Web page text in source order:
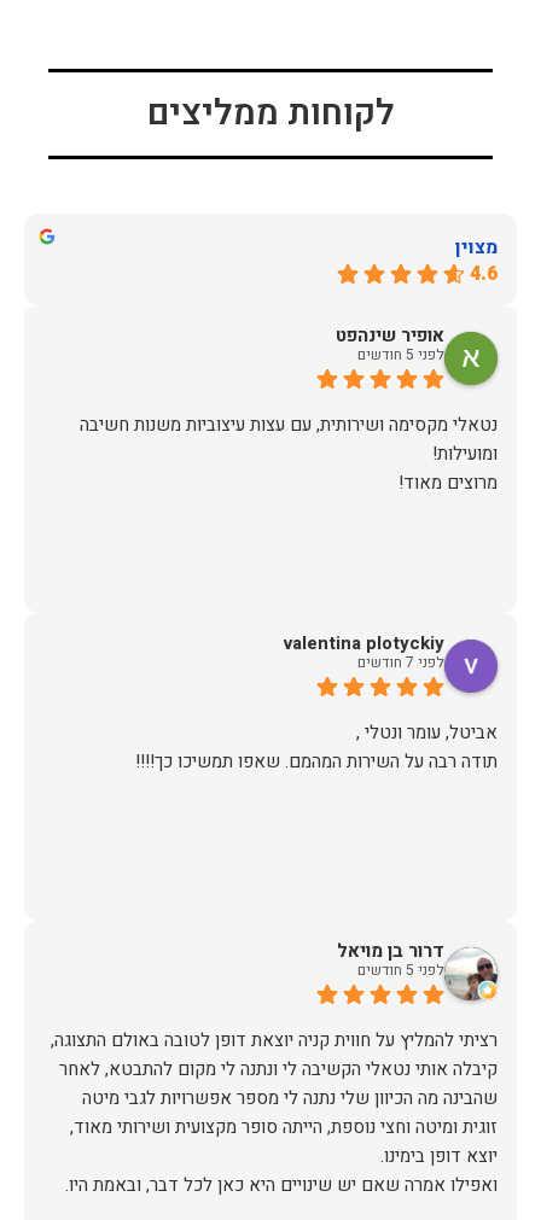
לקוחות ממליצים
מצוין
4.6
אופיר שינהפט
לפני 5 חודשים
נטאלי מקסימה ושירותית, עם עצות עיצוביות משנות חשיבה
מרוצים מאוד!
valentina plotyckiy
לפני 7 חודשים
תודה רבה על השירות המהמם. שאפו תמשיכו כך!!!!
דרור בן מויאל
לפני 5 חודשים
רציתי להמליץ על חווית קניה יוצאת דופן לטובה באולם התצוגה,
קיבלה אותי נטאלי הקשיבה לי ונתנה לי מקום להתבטא, לאחר
שהבינה מה הכיוון שלי נתנה לי מספר אפשרויות לגבי מיטה
זוגית ומיטה וחצי נוספת, הייתה סופר מקצועית ושירותי מאוד,